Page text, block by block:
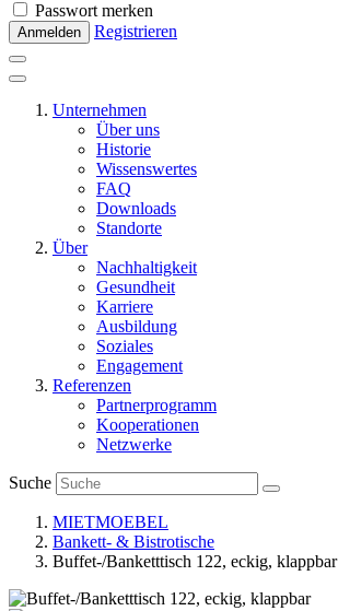
Passwort merken
Anmelden Registrieren
Unternehmen
Über uns
Historie
Wissenswertes
FAQ
Downloads
Standorte
Über
Nachhaltigkeit
Gesundheit
Karriere
Ausbildung
Soziales
Engagement
Referenzen
Partnerprogramm
Kooperationen
Netzwerke
Suche
MIETMOEBEL
Bankett- & Bistrotische
Buffet-/Banketttisch 122, eckig, klappbar